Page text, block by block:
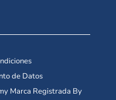
de Datos
Marca Registrada By